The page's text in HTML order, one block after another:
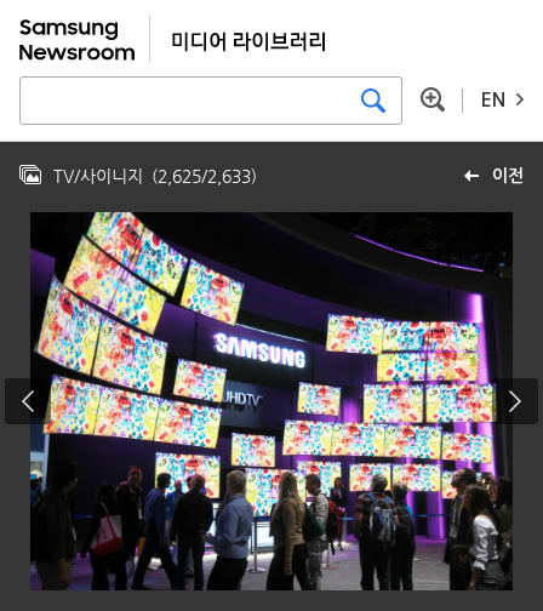
EN
이전
TV/사이니지 (2,625/2,633)